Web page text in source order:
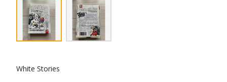
White Stories